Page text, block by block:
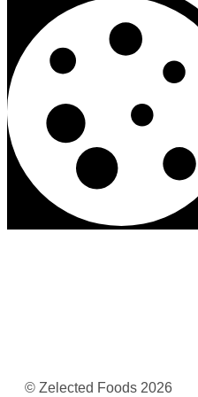
© Zelected Foods 2026